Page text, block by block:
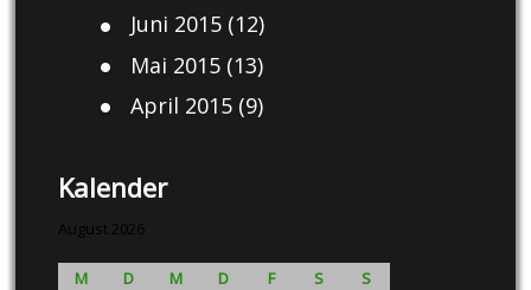
Juni 2015(12)
Mai 2015(13)
April 2015(9)
Kalender
August 2026
M D M D F S S